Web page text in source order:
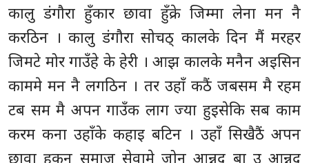
कालु डंगौरा हुँकार छावा हुँक्रे जिम्मा लेना मन नै
करठिन । कालु डंगौरा सोचठ् कालके दिन मैं मरहर
जिमटे मोर गाउँहे के हेरी । आझ कालके मनैन अइसिन
काममे मन नै लगठिन । तर उहाँ कठैं जबसम मै रहम
टब सम मै अपन गाउँक लाग ज्या हुइसेकि सब काम
करम कना उहाँके कहाइ बटिन । उहाँ सिखैठैं अपन
छावा हुकन समाज सेवामे जोन आन्नद बा उ आन्नद